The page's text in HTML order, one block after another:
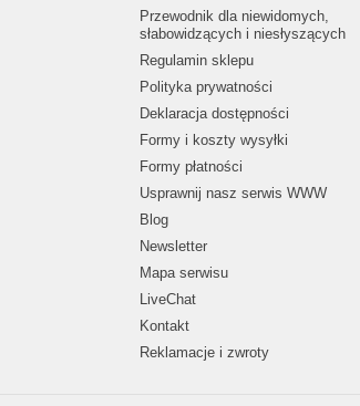
Przewodnik dla niewidomych,
słabowidzących i niesłyszących
Regulamin sklepu
Polityka prywatności
Deklaracja dostępności
Formy i koszty wysyłki
Formy płatności
Usprawnij nasz serwis WWW
Blog
Newsletter
Mapa serwisu
LiveChat
Kontakt
Reklamacje i zwroty